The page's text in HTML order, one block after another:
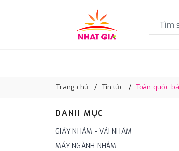
Trang chủ Tin tức Toàn quốc
DANH MỤC
GIẤY NHÁM - VẢI NHÁM
MÁY NGÀNH NHÁM